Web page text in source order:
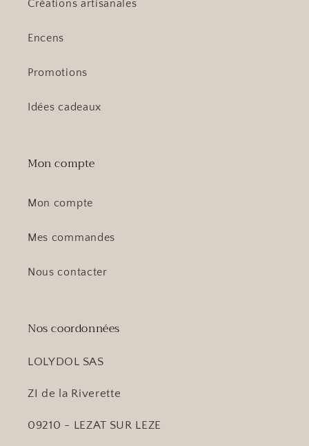
Créations artisanales
Encens
Promotions
Idées cadeaux
Mon compte
Mon compte
Mes commandes
Nous contacter
Nos coordonnées
LOLYDOL SAS
ZI de la Riverette
09210 - LEZAT SUR LEZE